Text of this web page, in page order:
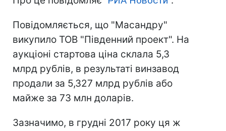
Повідомляється, що "Масандру"
викупило ТОВ "Південний проект". На
аукціоні стартова ціна склала 5,3
млрд рублів, в результаті винзавод
продали за 5,327 млрд рублів або
майже за 73 млн доларів.
Зазначимо, в грудні 2017 року ця ж